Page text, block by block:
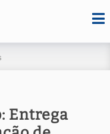
Entrega